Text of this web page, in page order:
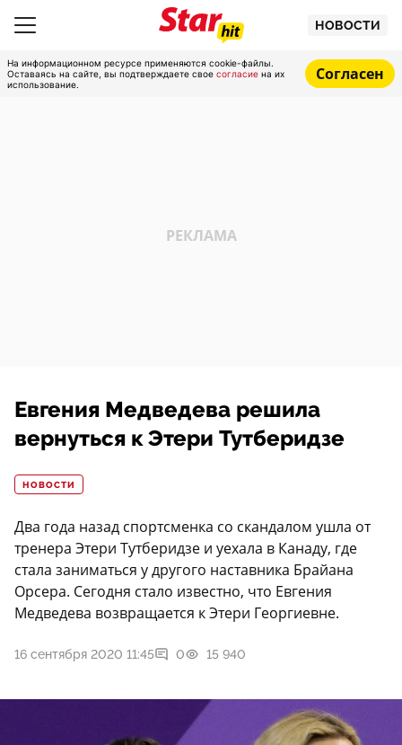
НОВОСТИ
На информационном ресурсе применяются cookie-файлы.
Оставаясь на сайте, вы подтверждаете свое согласие на их
использование.
Согласен
Евгения Медведева решила
вернуться к Этери Тутберидзе
НОВОСТИ
Два года назад спортсменка со скандалом ушла от
тренера Этери Тутберидзе и уехала в Канаду, где
стала заниматься у другого наставника Брайана
Орсера. Сегодня стало известно, что Евгения
Медведева возвращается к Этери Георгиевне.
16 сентября 2020 11:45 0 15 940